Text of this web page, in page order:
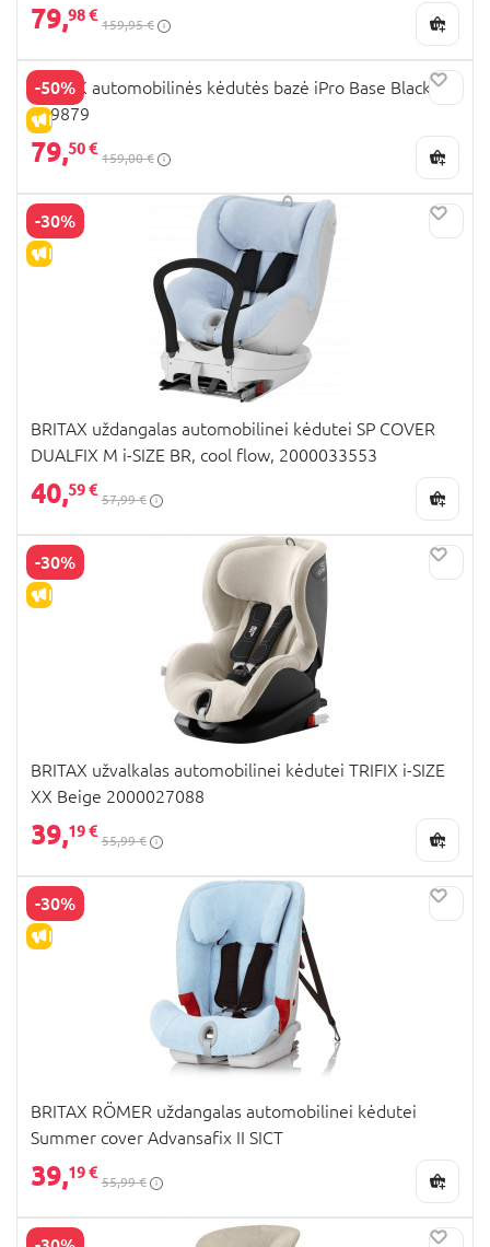
79,98 €
159,95 €
-50%
IŠPARDAVIMAS
HAUCK automobilinės kėdutės bazė iPro Base Black
339879
79,50 €
159,00 €
-30%
IŠPARDAVIMAS
BRITAX uždangalas automobilinei kėdutei SP COVER
DUALFIX M i-SIZE BR, cool flow, 2000033553
40,59 €
57,99 €
-30%
IŠPARDAVIMAS
BRITAX užvalkalas automobilinei kėdutei TRIFIX i-SIZE
XX Beige 2000027088
39,19 €
55,99 €
-30%
IŠPARDAVIMAS
BRITAX RÖMER uždangalas automobilinei kėdutei
Summer cover Advansafix II SICT
39,19 €
55,99 €